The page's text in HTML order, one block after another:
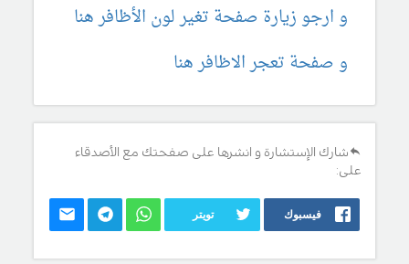
و ارجو زيارة صفحة تغير لون الأظافر هنا
و صفحة تعجر الاظافر هنا
شارك الإستشارة و انشرها على صفحتك مع الأصدقاء
على:
فيسبوك تويتر